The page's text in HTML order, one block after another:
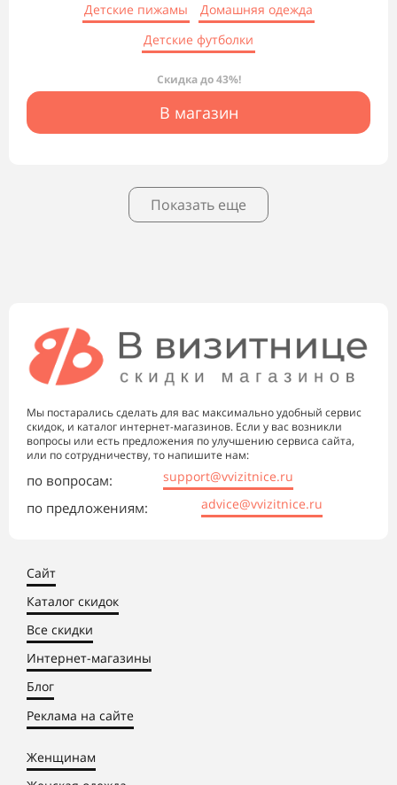
Детские пижамы
Домашняя одежда
Детские футболки
Скидка до 43%!
В магазин
Показать еще
Мы постарались сделать для вас максимально удобный сервис
скидок, и каталог интернет-магазинов. Если у вас возникли
вопросы или есть предложения по улучшению сервиса сайта,
или по сотрудничеству, то напишите нам:
по вопросам: support@vvizitnice.ru
по предложениям: advice@vvizitnice.ru
Сайт
Каталог скидок
Все скидки
Интернет-магазины
Блог
Реклама на сайте
Женщинам